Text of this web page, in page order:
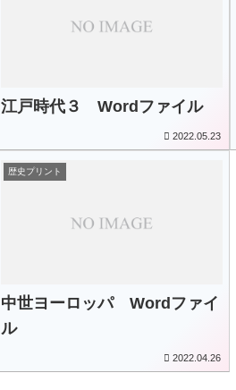
江戸時代３ Wordファイル
2022.05.23
歴史プリント
中世ヨーロッパ Wordファイ
ル
2022.04.26